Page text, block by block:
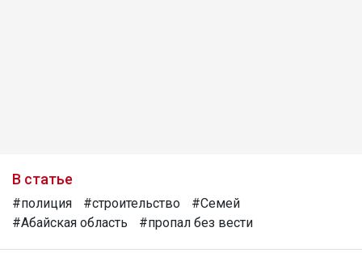
В статье
#полиция #строительство
#Семей
#Абайская область
#пропал без вести